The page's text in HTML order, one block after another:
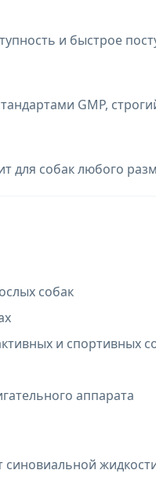
и быстрое
GMP,
для собак любого
собак
и спортивных
аппарата